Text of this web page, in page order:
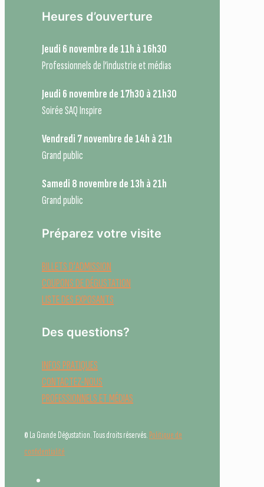
Heures d’ouverture
Jeudi 6 novembre de 11h à 16h30
Professionnels de l’industrie et médias
Jeudi 6 novembre de 17h30 à 21h30
Soirée SAQ Inspire
Vendredi 7 novembre de 14h à 21h
Grand public
Samedi 8 novembre de 13h à 21h
Grand public
Préparez votre visite
BILLETS D'ADMISSION
COUPONS DE DÉGUSTATION
LISTE DES EXPOSANTS
Des questions?
INFOS PRATIQUES
CONTACTEZ-NOUS
PROFESSIONNELS ET MÉDIAS
© La Grande Dégustation. Tous droits réservés. Politique de
confidentialité